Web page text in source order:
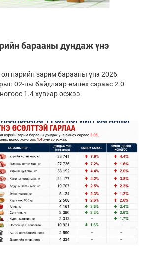
барааны дундаж үнэ
нэрийн зарим барааны үнэ 2026
02-ны байдлаар өмнөх сараас 2.0
1.4 хувиар өсжээ.